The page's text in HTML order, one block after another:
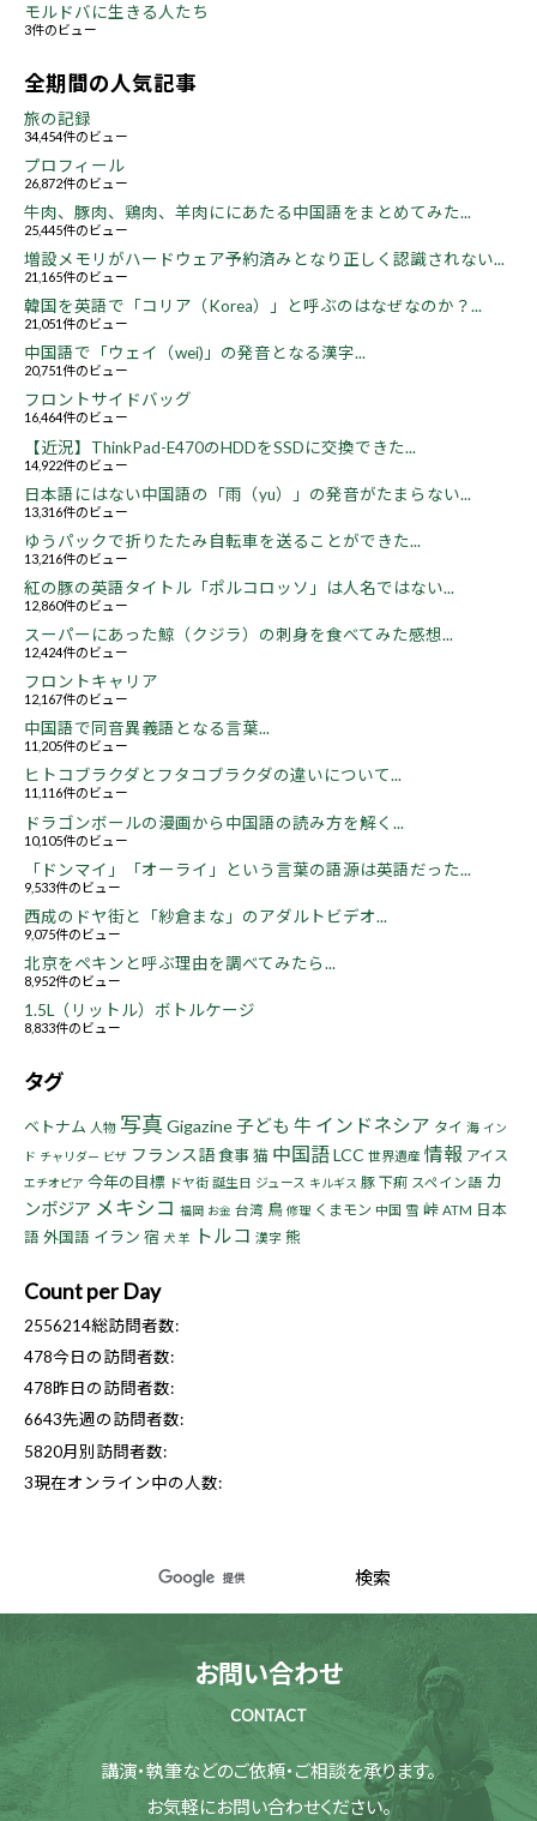
モルドバに生きる人たち
3件のビュー
全期間の人気記事
旅の記録
34,454件のビュー
プロフィール
26,872件のビュー
牛肉、豚肉、鶏肉、羊肉ににあたる中国語をまとめてみた...
25,445件のビュー
増設メモリがハードウェア予約済みとなり正しく認識されない...
21,165件のビュー
韓国を英語で「コリア（Korea）」と呼ぶのはなぜなのか？...
21,051件のビュー
中国語で「ウェイ（wei)」の発音となる漢字...
20,751件のビュー
フロントサイドバッグ
16,464件のビュー
【近況】ThinkPad-E470のHDDをSSDに交換できた...
14,922件のビュー
日本語にはない中国語の「雨（yu）」の発音がたまらない...
13,316件のビュー
ゆうパックで折りたたみ自転車を送ることができた...
13,216件のビュー
紅の豚の英語タイトル「ポルコロッソ」は人名ではない...
12,860件のビュー
スーパーにあった鯨（クジラ）の刺身を食べてみた感想...
12,424件のビュー
フロントキャリア
12,167件のビュー
中国語で同音異義語となる言葉...
11,205件のビュー
ヒトコブラクダとフタコブラクダの違いについて...
11,116件のビュー
ドラゴンボールの漫画から中国語の読み方を解く...
10,105件のビュー
「ドンマイ」「オーライ」という言葉の語源は英語だった...
9,533件のビュー
西成のドヤ街と「紗倉まな」のアダルトビデオ...
9,075件のビュー
北京をペキンと呼ぶ理由を調べてみたら...
8,952件のビュー
1.5L（リットル）ボトルケージ
8,833件のビュー
タグ
ベトナム 人物 写真 Gigazine子ども 牛 インドネシア タイ 海 イン
ド チャリダー ビザ フランス語食事猫 中国語LCC 世界遺産 情報 アイス
エチオピア 今年の目標 ドヤ街 誕生日 ジュース キルギス 豚 下痢 スペイン語 カ
ンボジア メキシコ 福岡 お金 台湾 鳥 修理 くまモン 中国 雪 峠 ATM 日本
語 外国語 イラン 宿 犬 羊 トルコ 漢字 熊
Count per Day
2556214総訪問者数:
478今日の訪問者数:
478昨日の訪問者数:
6643先週の訪問者数:
5820月別訪問者数:
3現在オンライン中の人数:
お問い合わせ
CONTACT
講演・執筆などのご依頼・ご相談を承ります。
お気軽にお問い合わせください。